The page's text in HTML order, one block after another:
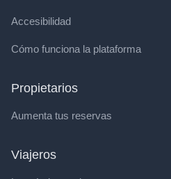
Accesibilidad
Cómo funciona la plataforma
Propietarios
Aumenta tus reservas
Viajeros